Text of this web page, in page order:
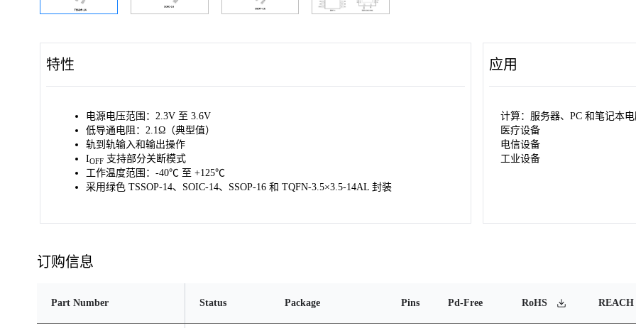
特性
电源电压范围：2.3V 至 3.6V
低导通电阻：2.1Ω（典型值）
轨到轨输入和输出操作
IOFF 支持部分关断模式
工作温度范围：-40℃ 至 +125℃
采用绿色 TSSOP-14、SOIC-14、SSOP-16 和 TQFN-3.5×3.5-14AL 封装
应用
计算：服务器、PC 和笔记本
医疗设备
电信设备
工业设备
订购信息
Part Number Status Package Pins Pd-Free RoHS REACH